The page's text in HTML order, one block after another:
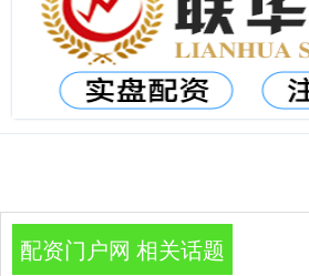
配资门户网 相关话题